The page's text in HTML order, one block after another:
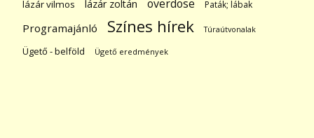
lázár vilmos lázár zoltán overdose Paták; lábak
Programajánló Színes hírek Túraútvonalak
Ügető - belföld Ügető eredmények